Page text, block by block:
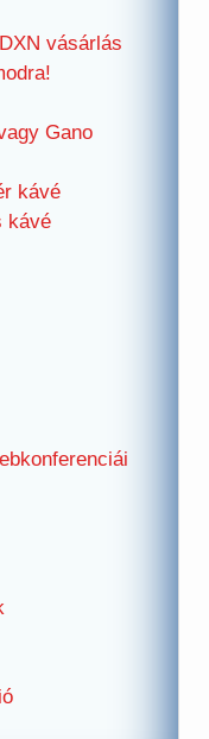
vásárlás
Gano
kávé
kávé